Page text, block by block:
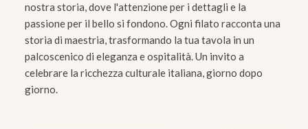
nostra storia, dove l'attenzione per i dettagli e la
passione per il bello si fondono. Ogni filato racconta una
storia di maestria, trasformando la tua tavola in un
palcoscenico di eleganza e ospitalità. Un invito a
celebrare la ricchezza culturale italiana, giorno dopo
giorno.